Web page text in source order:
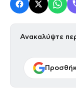
Ανακαλύψτε